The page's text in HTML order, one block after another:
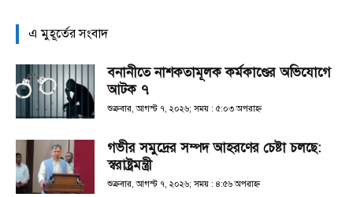
এ মুহূর্তের সংবাদ
বনানীতে নাশকতামূলক কর্মকাণ্ডের অভিযোগে
আটক ৭
শুক্রবার, আগস্ট ৭, ২০২৬; সময় : ৫:০৩ অপরাহ্ণ
গভীর সমুদ্রের সম্পদ আহরণের চেষ্টা চলছে:
স্বরাষ্ট্রমন্ত্রী
শুক্রবার, আগস্ট ৭, ২০২৬; সময় : ৪:৫৬ অপরাহ্ণ